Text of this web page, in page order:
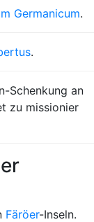
Germanicum.
.
Schenkung an
zu missionier
Färöer-Inseln.